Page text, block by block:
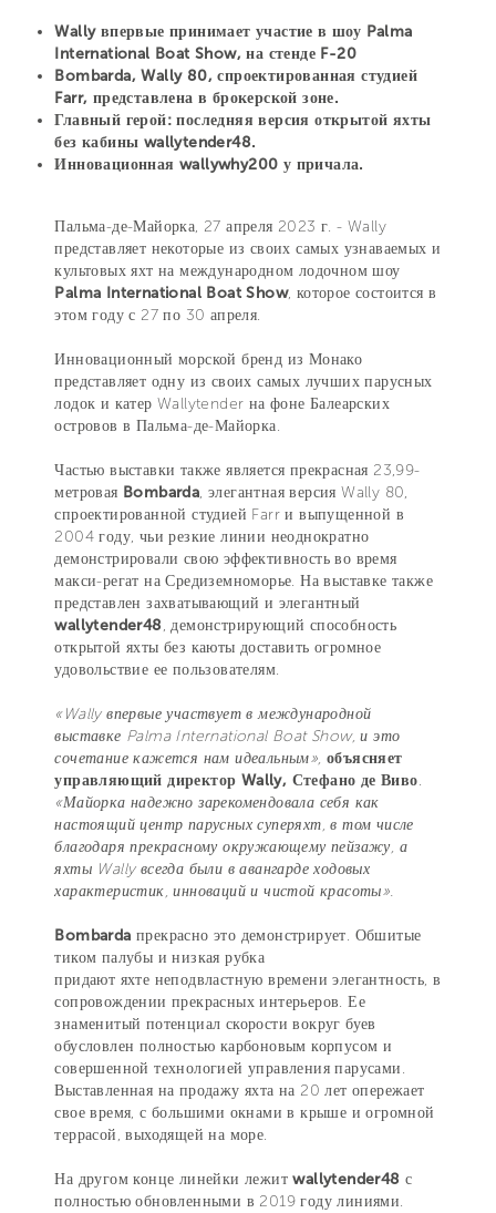
Wally впервые принимает участие в шоу Palma
International Boat Show, на стенде F-20
Bombarda, Wally 80, спроектированная студией
Farr, представлена в брокерской зоне.
Главный герой: последняя версия открытой яхты
без кабины wallytender48.
Инновационная wallywhy200 у причала.
Пальма-де-Майорка, 27 апреля 2023 г. - Wally
представляет некоторые из своих самых узнаваемых и
культовых яхт на международном лодочном шоу
Palma International Boat Show, которое состоится в
этом году с 27 по 30 апреля.
Инновационный морской бренд из Монако
представляет одну из своих самых лучших парусных
лодок и катер Wallytender на фоне Балеарских
островов в Пальма-де-Майорка.
Частью выставки также является прекрасная 23,99-
метровая Bombarda, элегантная версия Wally 80,
спроектированной студией Farr и выпущенной в
2004 году, чьи резкие линии неоднократно
демонстрировали свою эффективность во время
макси-регат на Средиземноморье. На выставке также
представлен захватывающий и элегантный
wallytender48, демонстрирующий способность
открытой яхты без каюты доставить огромное
удовольствие ее пользователям.
«Wally впервые участвует в международной
выставке Palma International Boat Show, и это
сочетание кажется нам идеальным», объясняет
управляющий директор Wally, Стефано де Виво.
«Майорка надежно зарекомендовала себя как
настоящий центр парусных суперяхт, в том числе
благодаря прекрасному окружающему пейзажу, а
яхты Wally всегда были в авангарде ходовых
характеристик, инноваций и чистой красоты».
Bombarda прекрасно это демонстрирует. Обшитые
тиком палубы и низкая рубка
придают яхте неподвластную времени элегантность, в
сопровождении прекрасных интерьеров. Ее
знаменитый потенциал скорости вокруг буев
обусловлен полностью карбоновым корпусом и
совершенной технологией управления парусами.
Выставленная на продажу яхта на 20 лет опережает
свое время, с большими окнами в крыше и огромной
террасой, выходящей на море.
На другом конце линейки лежитwallytender48 с
полностью обновленными в 2019 году линиями.